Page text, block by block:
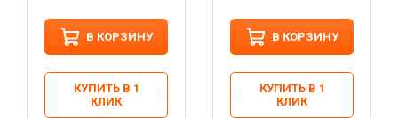
В КОРЗИНУ
КУПИТЬ В 1
КЛИК
В КОРЗИНУ
КУПИТЬ В 1
КЛИК